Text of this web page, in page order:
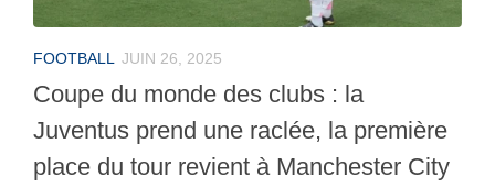
FOOTBALL JUIN 26, 2025
Coupe du monde des clubs : la
Juventus prend une raclée, la première
place du tour revient à Manchester City